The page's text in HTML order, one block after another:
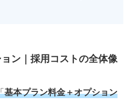
ン｜採用コストの全体像
基本プラン料金＋オプション